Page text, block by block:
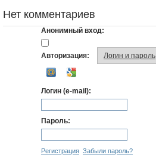
Нет комментариев
Анонимный вход:
Авторизация: Логин и пароль
Логин (e-mail):
Пароль:
Регистрация Забыли пароль?